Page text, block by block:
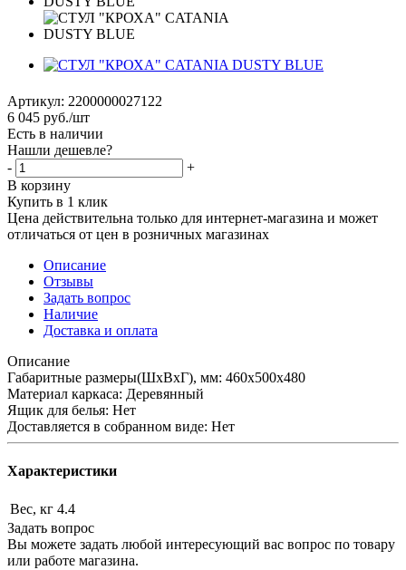
Артикул: 2200000027122
6 045 руб./шт
Есть в наличии
Нашли дешевле?
-
+
В корзину
Купить в 1 клик
Цена действительна только для интернет-магазина и может
отличаться от цен в розничных магазинах
Описание
Отзывы
Задать вопрос
Наличие
Доставка и оплата
Описание
Габаритные размеры(ШхВхГ), мм: 460х500х480
Материал каркаса: Деревянный
Ящик для белья: Нет
Доставляется в собранном виде: Нет
Характеристики
Вес, кг 4.4
Задать вопрос
Вы можете задать любой интересующий вас вопрос по товару
или работе магазина.